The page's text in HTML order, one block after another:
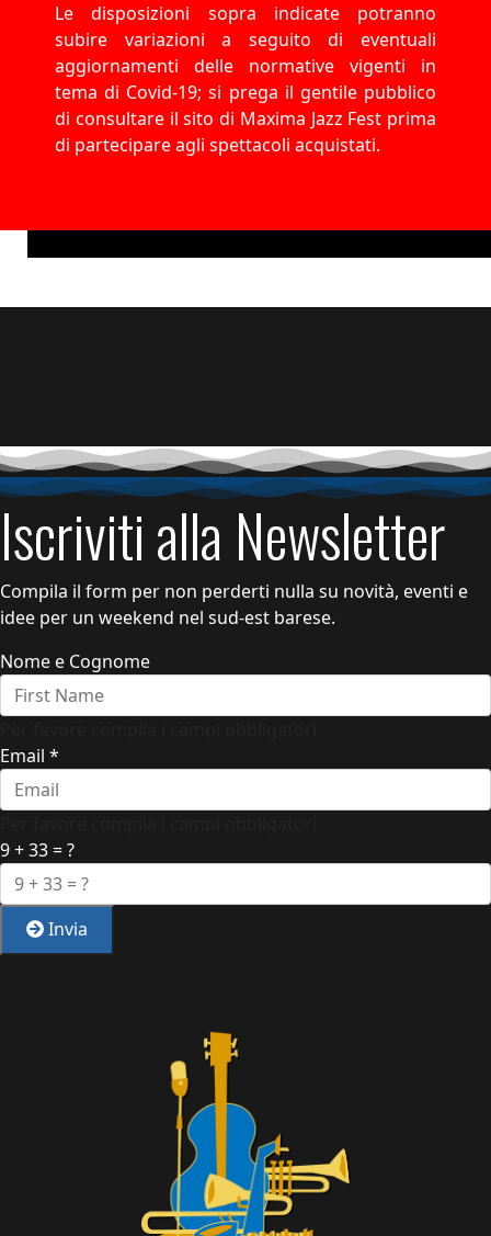
Le disposizioni sopra indicate potranno
subire variazioni a seguito di eventuali
aggiornamenti delle normative vigenti in
tema di Covid-19; si prega il gentile pubblico
di consultare il sito di Maxima Jazz Fest prima
di partecipare agli spettacoli acquistati.
Iscriviti alla Newsletter
Compila il form per non perderti nulla su novità, eventi e
idee per un weekend nel sud-est barese.
Nome e Cognome
Email *
9 + 33 = ?
Invia